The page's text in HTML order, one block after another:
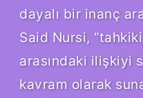
dayalı bir inanç
Said Nursi,
arasındaki ilişkiyi
kavram olarak